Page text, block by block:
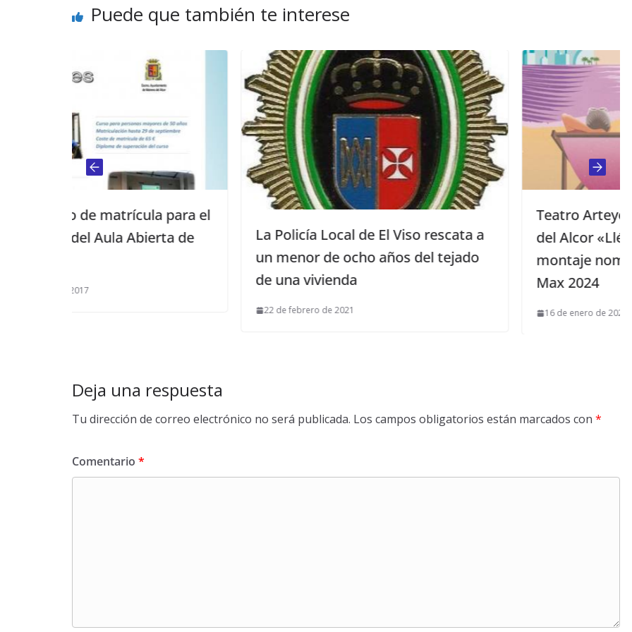
Puede que también te interese
La Policía Local de El Viso rescata a
un menor de ocho años del tejado
Teatro Arteyo presenta en El Viso
del Alcor «Llévame a Benidorm”, un
montaje nominado a los premios
Deja una respuesta
Tu dirección de correo electrónico no será publicada. Los campos obligatorios están marcados con *
Comentario *